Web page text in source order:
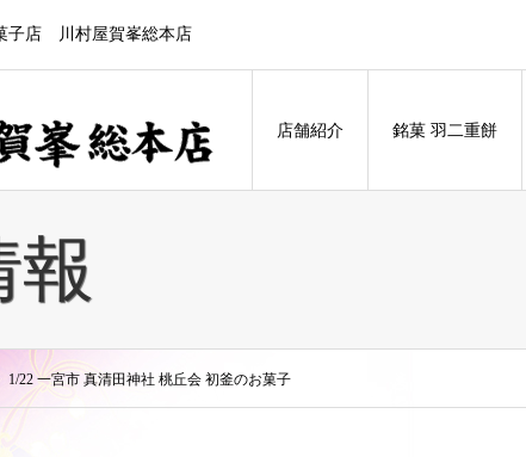
子店 川村屋賀峯総本店
店舗紹介 銘菓 羽二重餅
報
1/22 一宮市 真清田神社 桃丘会 初釜のお菓子